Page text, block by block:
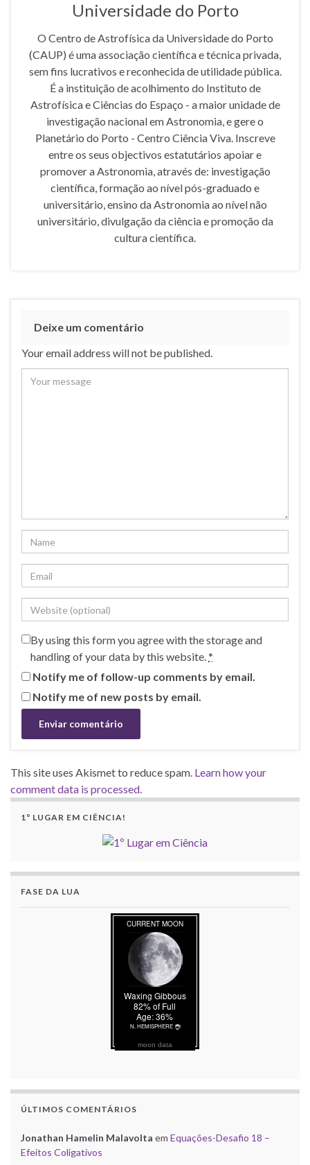
Universidade do Porto
O Centro de Astrofísica da Universidade do Porto
(CAUP) é uma associação científica e técnica privada,
sem fins lucrativos e reconhecida de utilidade pública.
É a instituição de acolhimento do Instituto de
Astrofísica e Ciências do Espaço - a maior unidade de
investigação nacional em Astronomia, e gere o
Planetário do Porto - Centro Ciência Viva. Inscreve
entre os seus objectivos estatutários apoiar e
promover a Astronomia, através de: investigação
científica, formação ao nível pós-graduado e
universitário, ensino da Astronomia ao nível não
universitário, divulgação da ciência e promoção da
cultura científica.
Deixe um comentário
Your email address will not be published.
By using this form you agree with the storage and
handling of your data by this website.*
Notify me of follow-up comments by email.
Notify me of new posts by email.
This site uses Akismet to reduce spam. Learn how your
comment data is processed.
1º LUGAR EM CIÊNCIA!
FASE DA LUA
moon data
ÚLTIMOS COMENTÁRIOS
Jonathan Hamelin Malavolta em Equações-Desafio 18 –
Efeitos Coligativos